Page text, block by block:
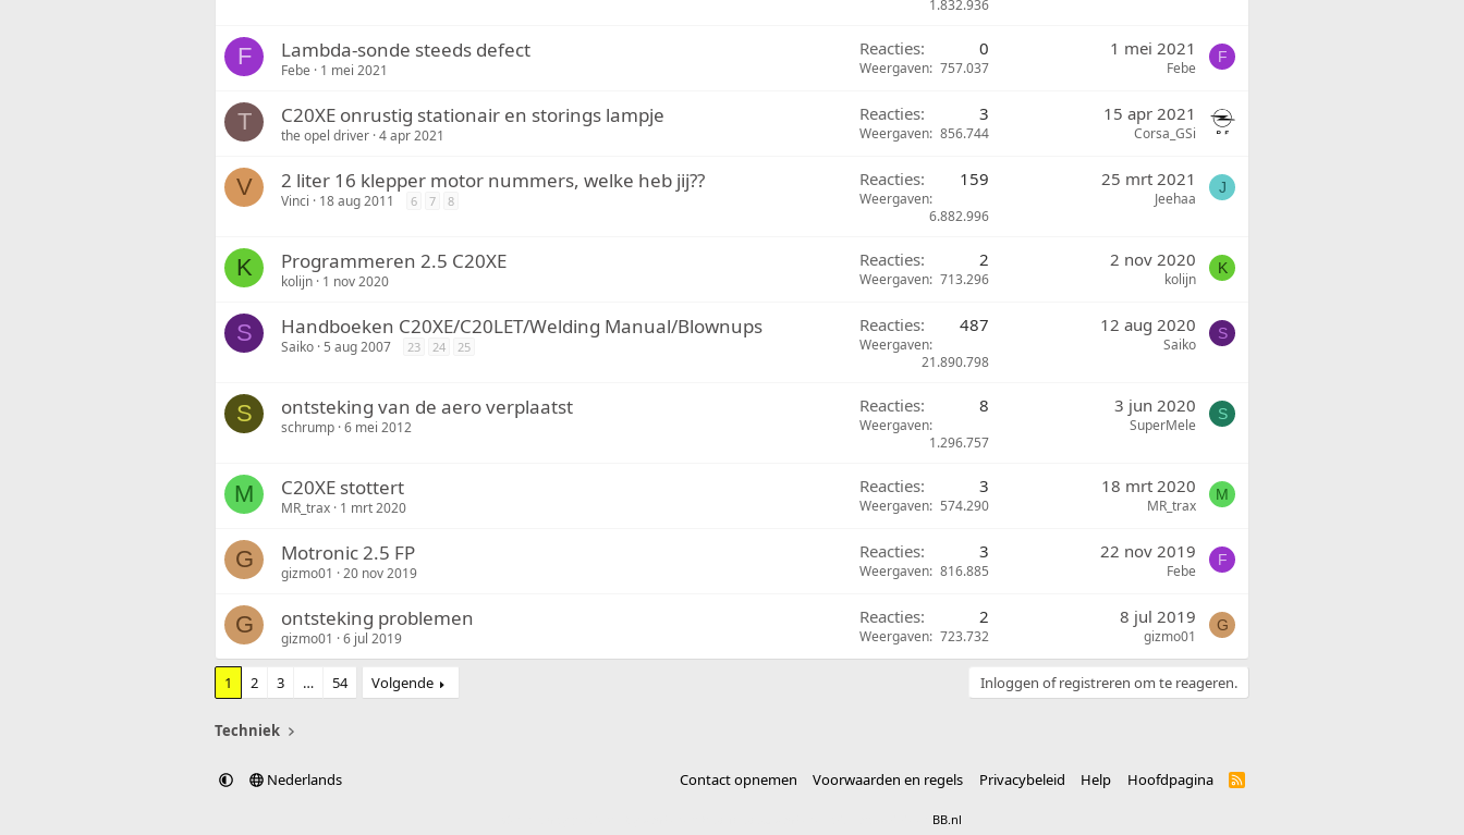
1.832.936
F Lambda-sonde steeds defect
Febe 1 mei 2021
Reacties 0
Weergaven 757.037
1 mei 2021
Febe
F
T C20XE onrustig stationair en storings lampje
the opel driver 4 apr 2021
Reacties 3
Weergaven 856.744
15 apr 2021
Corsa_GSi
V 2 liter 16 klepper motor nummers, welke heb jij??
Vinci 18 aug 2011 6 7 8
Reacties 159
Weergaven
6.882.996
25 mrt 2021
Jeehaa
J
K Programmeren 2.5 C20XE
kolijn 1 nov 2020
Reacties 2
Weergaven 713.296
2 nov 2020
kolijn
K
S Handboeken C20XE/C20LET/Welding Manual/Blownups
Saiko 5 aug 2007 23 24 25
Reacties 487
Weergaven
21.890.798
12 aug 2020
Saiko
S
S ontsteking van de aero verplaatst
schrump 6 mei 2012
Reacties 8
Weergaven
1.296.757
3 jun 2020
SuperMele
S
M C20XE stottert
MR_trax 1 mrt 2020
Reacties 3
Weergaven 574.290
18 mrt 2020
MR_trax
M
G Motronic 2.5 FP
gizmo01 20 nov 2019
Reacties 3
Weergaven 816.885
22 nov 2019
Febe
F
G ontsteking problemen
gizmo01 6 jul 2019
Reacties 2
Weergaven 723.732
8 jul 2019
gizmo01
G
1 2 3 … 54 Volgende Inloggen of registreren om te reageren.
Techniek
Nederlands Contact opnemen Voorwaarden en regels Privacybeleid Help Hoofdpagina
R
BB.nl